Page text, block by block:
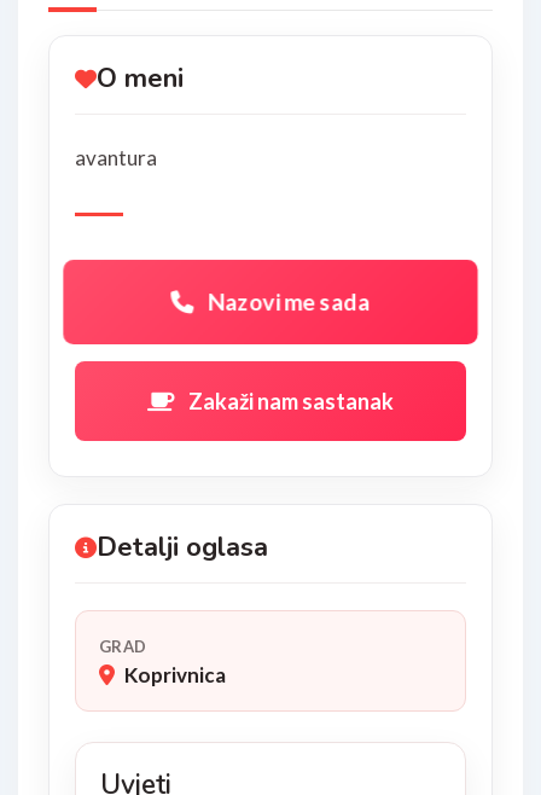
O meni
avantura
Nazovi me sada
Zakaži nam sastanak
Detalji oglasa
GRAD
Koprivnica
Uvjeti